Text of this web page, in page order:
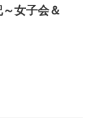
女子会＆